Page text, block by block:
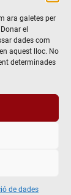
ara galetes per
el
dades com
aquest lloc. No
determinades
de dades